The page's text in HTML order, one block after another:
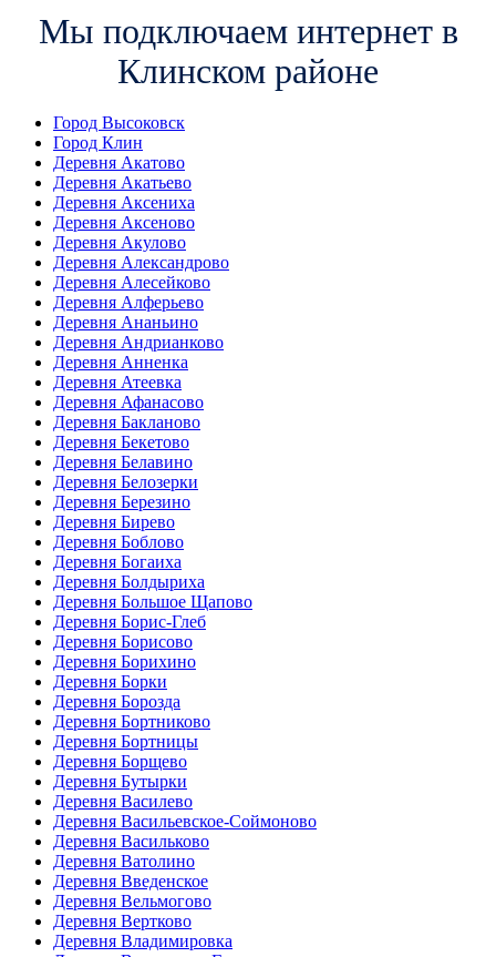
Мы подключаем интернет в
Клинском районе
Город Высоковск
Город Клин
Деревня Акатово
Деревня Акатьево
Деревня Аксениха
Деревня Аксеново
Деревня Акулово
Деревня Александрово
Деревня Алесейково
Деревня Алферьево
Деревня Ананьино
Деревня Андрианково
Деревня Анненка
Деревня Атеевка
Деревня Афанасово
Деревня Бакланово
Деревня Бекетово
Деревня Белавино
Деревня Белозерки
Деревня Березино
Деревня Бирево
Деревня Боблово
Деревня Богаиха
Деревня Болдыриха
Деревня Большое Щапово
Деревня Борис-Глеб
Деревня Борисово
Деревня Борихино
Деревня Борки
Деревня Борозда
Деревня Бортниково
Деревня Бортницы
Деревня Борщево
Деревня Бутырки
Деревня Василево
Деревня Васильевское-Соймоново
Деревня Васильково
Деревня Ватолино
Деревня Введенское
Деревня Вельмогово
Деревня Вертково
Деревня Владимировка